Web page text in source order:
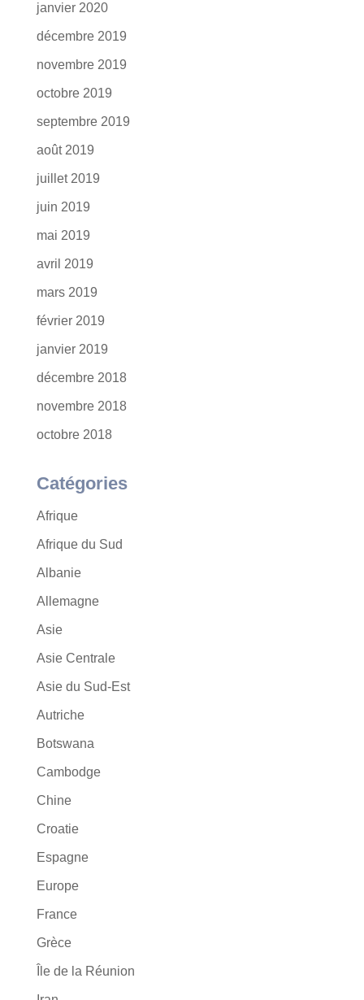
janvier 2020
décembre 2019
novembre 2019
octobre 2019
septembre 2019
août 2019
juillet 2019
juin 2019
mai 2019
avril 2019
mars 2019
février 2019
janvier 2019
décembre 2018
novembre 2018
octobre 2018
Catégories
Afrique
Afrique du Sud
Albanie
Allemagne
Asie
Asie Centrale
Asie du Sud-Est
Autriche
Botswana
Cambodge
Chine
Croatie
Espagne
Europe
France
Grèce
Île de la Réunion